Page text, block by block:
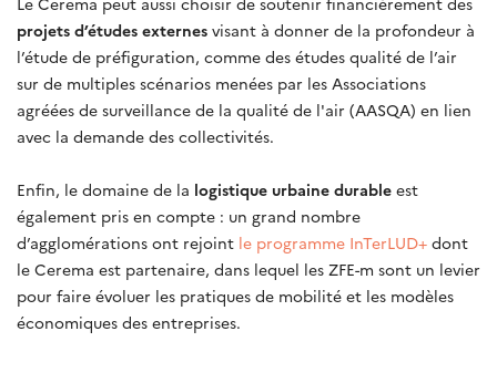
projets d’études externes visant à donner de la profondeur à
l’étude de préfiguration, comme des études qualité de l’air
sur de multiples scénarios menées par les Associations
agréées de surveillance de la qualité de l'air (AASQA) en lien
avec la demande des collectivités.
Enfin, le domaine de la logistique urbaine durable est
également pris en compte : un grand nombre
d’agglomérations ont rejoint le programme InTerLUD+ dont
le Cerema est partenaire, dans lequel les ZFE-m sont un levier
pour faire évoluer les pratiques de mobilité et les modèles
économiques des entreprises.